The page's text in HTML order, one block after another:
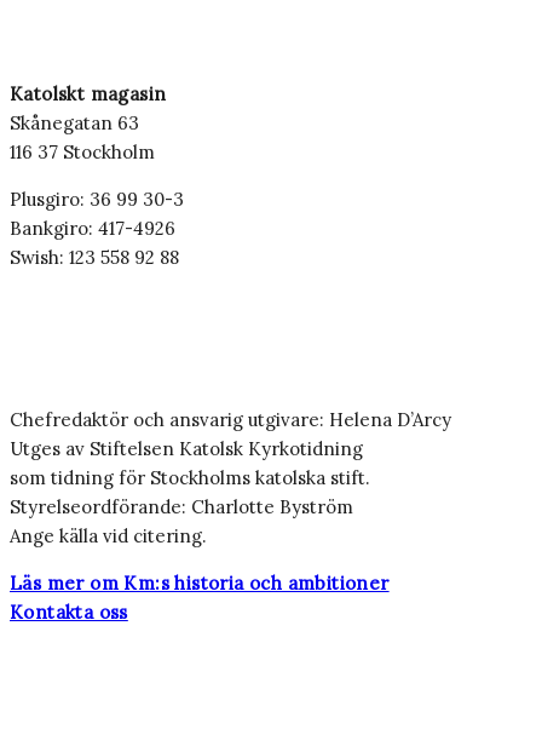
Katolskt magasin
Skånegatan 63
116 37 Stockholm
Plusgiro: 36 99 30-3
Bankgiro: 417-4926
Swish: 123 558 92 88
Chefredaktör och ansvarig utgivare: Helena D’Arcy
Utges av Stiftelsen Katolsk Kyrkotidning
som tidning för Stockholms katolska stift.
Styrelseordförande: Charlotte Byström
Ange källa vid citering.
Läs mer om Km:s historia och ambitioner
Kontakta oss